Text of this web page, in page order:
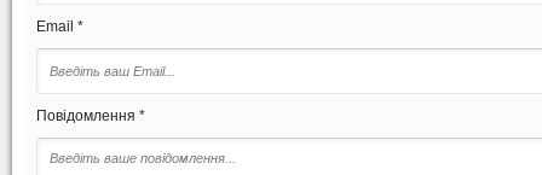
Email *
Повідомлення *